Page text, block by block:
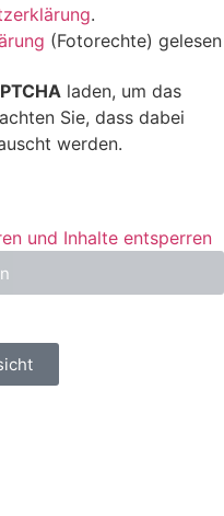
.
(Fotorechte) gelesen
laden, um das
Sie, dass dabei
werden.
und Inhalte entsperren